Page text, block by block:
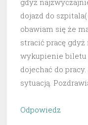
gdyż
dojazd do
obawiam się że
stracić pracę
wykupienie biletu
dojechać do
sytuacją.
Odpowiedz